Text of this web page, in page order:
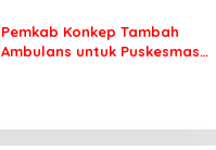
Pemkab Konkep Tambah
Ambulans untuk Puskesmas